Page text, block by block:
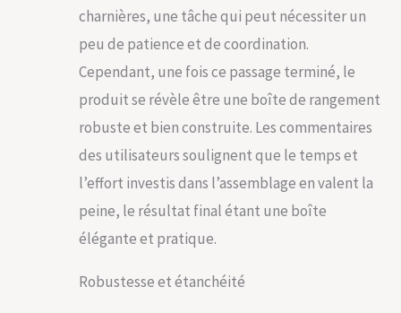
entretoises
hydrauliques pour
claquements
accidentels, assurant
sécurité Design
élégant et
boîte de rangement
dispose d'une
décor extérieur ;
charnières, une tâche qui peut nécessiter un
peu de patience et de coordination.
Cependant, une fois ce passage terminé, le
produit se révèle être une boîte de rangement
robuste et bien construite. Les commentaires
des utilisateurs soulignent que le temps et
l’effort investis dans l’assemblage en valent la
peine, le résultat final étant une boîte
élégante et pratique.
Robustesse et étanchéité